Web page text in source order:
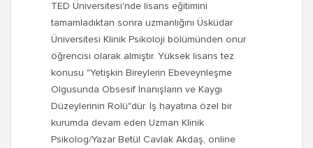
TED Üniversitesi'nde lisans eğitimini
tamamladıktan sonra uzmanlığını Üsküdar
Üniversitesi Klinik Psikoloji bölümünden onur
öğrencisi olarak almıştır. Yüksek lisans tez
konusu "Yetişkin Bireylerin Ebeveynleşme
Olgusunda Obsesif İnanışların ve Kaygı
Düzeylerinin Rolü"dür. İş hayatına özel bir
kurumda devam eden Uzman Klinik
Psikolog/Yazar Betül Cavlak Akdaş, online